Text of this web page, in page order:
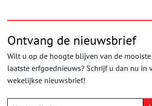
Ontvang de nieuwsbrief
Wilt u op de hoogte blijven van de
laatste erfgoednieuws? Schrijf u dan nu in
wekelijkse nieuwsbrief!